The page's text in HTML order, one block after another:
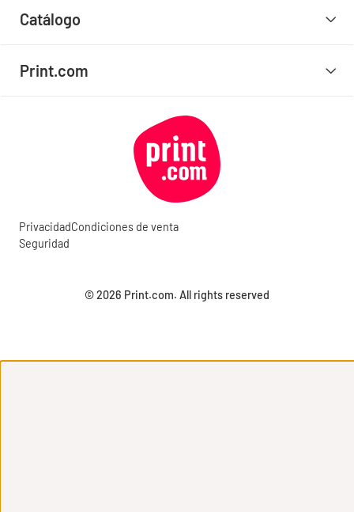
Catálogo
Print.com
© 2026 Print.com. All rights reserved
PrivacidadCondiciones de venta
Seguridad